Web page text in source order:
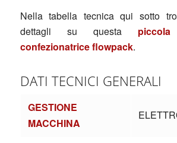
Nella tabella tecnica qui sotto
dettagli su questa
confezionatrice flowpack.
DATI TECNICI GENERALI
GESTIONE
MACCHINA